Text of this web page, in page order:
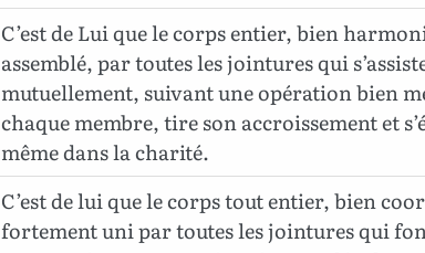
C’est de Lui que le corps entier, bien
assemblé, par toutes les jointures qui
mutuellement, suivant une opération bien
chaque membre, tire son accroissement et
même dans la charité.
C’est de lui que le corps tout entier, bien
fortement uni par toutes les jointures qui